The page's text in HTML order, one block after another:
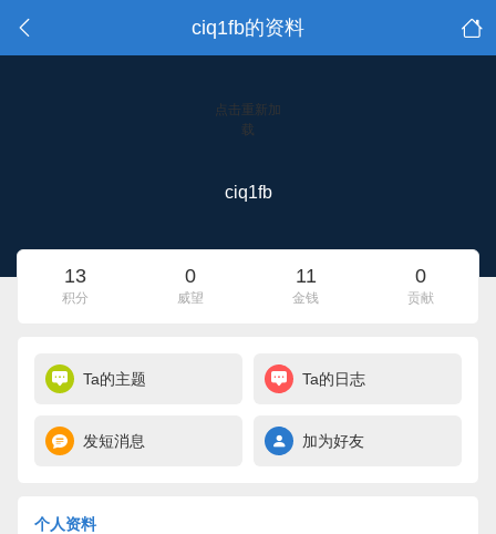
ciq1fb的资料
点击重新加
载
ciq1fb
13
积分
0
威望
11
金钱
0
贡献
Ta的主题 Ta的日志
发短消息 加为好友
个人资料